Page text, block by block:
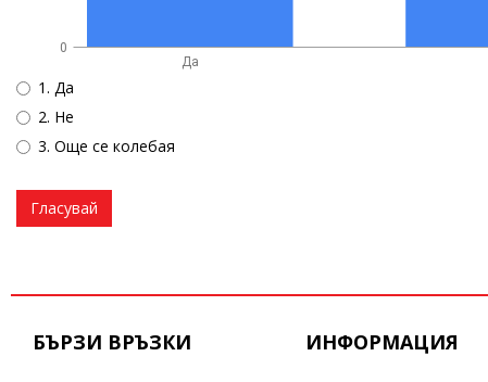
Да
0
1. Да
2. Не
3. Още се колебая
Гласувай
БЪРЗИ ВРЪЗКИ ИНФОРМАЦИЯ